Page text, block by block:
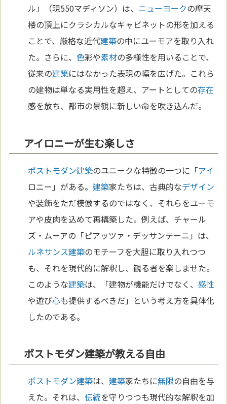
ル」（現550マディソン）は、 ニューヨークの摩天
楼の頂上にクラシカルなキャビネットの形を加える
ことで、厳格な近代建築の中にユーモアを取り入れ
た。さらに、色彩や素材の多様性を用いることで、
従来の建築にはなかった表現の幅を広げた。これら
の建物は単なる実用性を超え、アートとしての存在
感を放ち、都市の景観に新しい命を吹き込んだ。
アイロニーが生む楽しさ
ポストモダン建築のユニークな特徴の一つに「アイ
ロニー」がある。建築家たちは、古典的なデザイン
や装飾をただ模倣するのではなく、それらをユーモ
アや皮肉を込めて再構築した。例えば、チャール
ズ・ムーアの「ピアッツァ・デッサンテーニ」は、
ルネサンス建築のモチーフを大胆に取り入れつつ
も、それを現代的に解釈し、観る者を楽しませた。
このような建築は、「建物が機能だけでなく、感性
や遊び心も提供するべきだ」という考え方を具体化
したのである。
ポストモダン建築が教える自由
ポストモダン建築は、建築家たちに無限の自由を与
えた。それは、伝統を守りつつも現代的な解釈を加